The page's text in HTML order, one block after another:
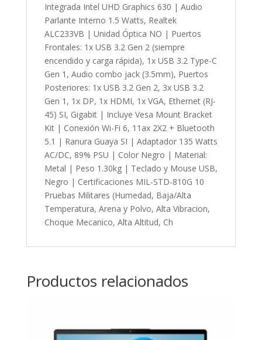
Integrada Intel UHD Graphics 630 | Audio
Parlante Interno 1.5 Watts, Realtek
ALC233VB | Unidad Óptica NO | Puertos
Frontales: 1x USB 3.2 Gen 2 (siempre
encendido y carga rápida), 1x USB 3.2 Type-C
Gen 1, Audio combo jack (3.5mm), Puertos
Posteriores: 1x USB 3.2 Gen 2, 3x USB 3.2
Gen 1, 1x DP, 1x HDMI, 1x VGA, Ethernet (RJ-
45) SI, Gigabit | Incluye Vesa Mount Bracket
Kit | Conexión Wi-Fi 6, 11ax 2X2 + Bluetooth
5.1 | Ranura Guaya SI | Adaptador 135 Watts
AC/DC, 89% PSU | Color Negro | Material:
Metal | Peso 1.30kg | Teclado y Mouse USB,
Negro | Certificaciones MIL-STD-810G 10
Pruebas Militares (Humedad, Baja/Alta
Temperatura, Arena y Polvo, Alta Vibracion,
Choque Mecanico, Alta Altitud, Ch
Productos relacionados